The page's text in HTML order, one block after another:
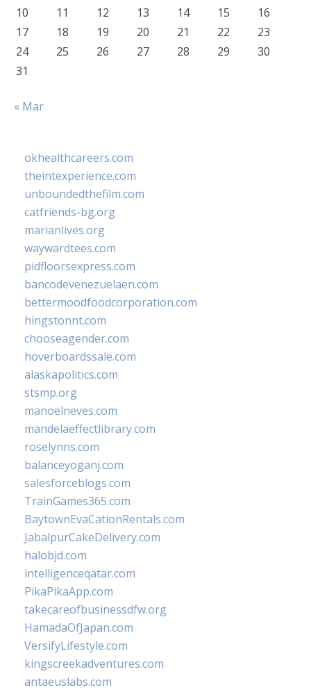
10
11 12 13 14 15
16
17
18 19 20 21 22
23
24
25 26 27 28 29
30
31
« Mar
okhealthcareers.com
theintexperience.com
unboundedthefilm.com
catfriends-bg.org
marianlives.org
waywardtees.com
pidfloorsexpress.com
bancodevenezuelaen.com
bettermoodfoodcorporation.com
hingstonnt.com
chooseagender.com
hoverboardssale.com
alaskapolitics.com
stsmp.org
manoelneves.com
mandelaeffectlibrary.com
roselynns.com
balanceyoganj.com
salesforceblogs.com
TrainGames365.com
BaytownEvaCationRentals.com
JabalpurCakeDelivery.com
halobjd.com
intelligenceqatar.com
PikaPikaApp.com
takecareofbusinessdfw.org
HamadaOfJapan.com
VersifyLifestyle.com
kingscreekadventures.com
antaeuslabs.com